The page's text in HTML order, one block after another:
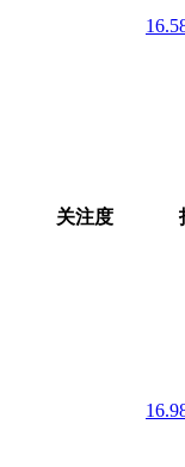
关注度